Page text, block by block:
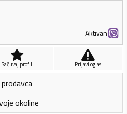
Aktivan
Sačuvaj profil Prijavi oglas
okoline